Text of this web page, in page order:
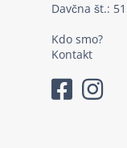
Davčna št.:
Kdo smo?
Kontakt